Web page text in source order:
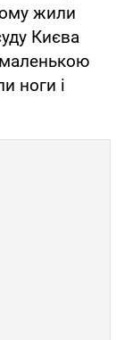
жили
Києва
ноги і